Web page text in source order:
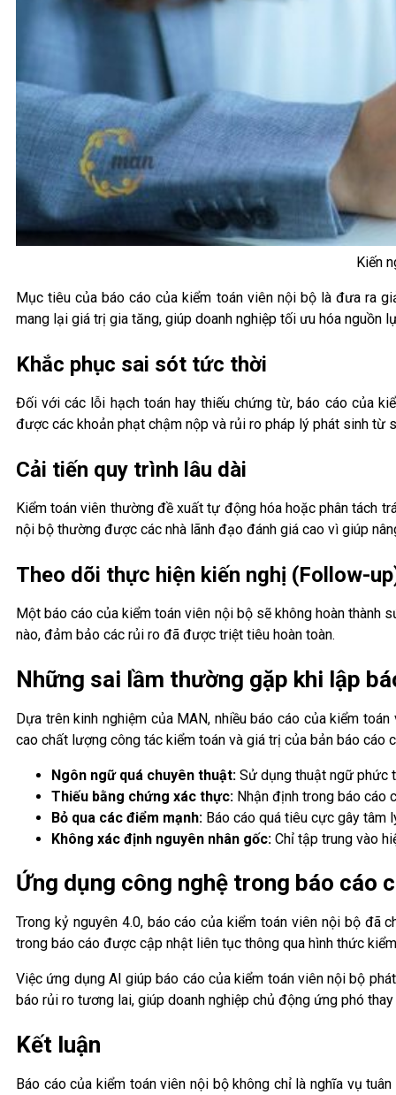
Kiến
Mục tiêu của báo cáo của kiểm toán viên nội bộ là đưa ra
mang lại giá trị gia tăng, giúp doanh nghiệp tối ưu hóa nguồn
Khắc phục sai sót tức thời
Đối với các lỗi hạch toán hay thiếu chứng từ, báo cáo của
được các khoản phạt chậm nộp và rủi ro pháp lý phát sinh từ
Cải tiến quy trình lâu dài
Kiểm toán viên thường đề xuất tự động hóa hoặc phân tách
nội bộ thường được các nhà lãnh đạo đánh giá cao vì giúp
Theo dõi thực hiện kiến nghị (Follow-
Một báo cáo của kiểm toán viên nội bộ sẽ không hoàn thành
nào, đảm bảo các rủi ro đã được triệt tiêu hoàn toàn.
Những sai lầm thường gặp khi lập
Dựa trên kinh nghiệm của MAN, nhiều báo cáo của kiểm
cao chất lượng công tác kiểm toán và giá trị của bản báo cáo
Ngôn ngữ quá chuyên thuật: Sử dụng thuật ngữ phức
Thiếu bằng chứng xác thực: Nhận định trong báo cáo
Bỏ qua các điểm mạnh: Báo cáo quá tiêu cực gây tâm
Không xác định nguyên nhân gốc: Chỉ tập trung vào
Ứng dụng công nghệ trong báo cáo
Trong kỷ nguyên 4.0, báo cáo của kiểm toán viên nội bộ đã
trong báo cáo được cập nhật liên tục thông qua hình thức
Việc ứng dụng AI giúp báo cáo của kiểm toán viên nội bộ
báo rủi ro tương lai, giúp doanh nghiệp chủ động ứng phó
Kết luận
Báo cáo của kiểm toán viên nội bộ không chỉ là nghĩa vụ